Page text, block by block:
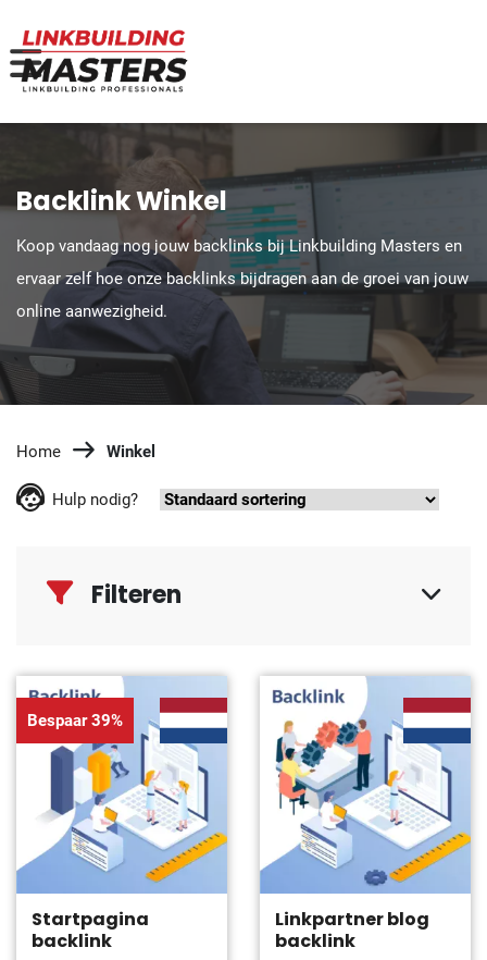
Backlink Winkel
Koop vandaag nog jouw backlinks bij Linkbuilding Masters en
ervaar zelf hoe onze backlinks bijdragen aan de groei van jouw
online aanwezigheid.
Home Winkel
Hulp nodig?
Filteren
Bespaar 39%
Startpagina
backlink
Linkpartner blog
backlink